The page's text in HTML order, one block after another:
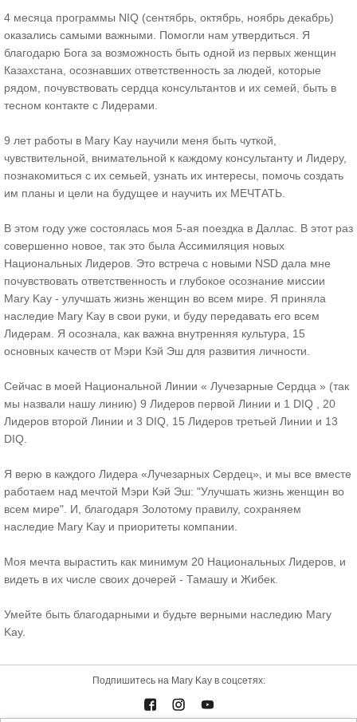
4 месяца программы NIQ (сентябрь, октябрь, ноябрь декабрь)
оказались самыми важными. Помогли нам утвердиться. Я
благодарю Бога за возможность быть одной из первых женщин
Казахстана, осознавших ответственность за людей, которые
рядом, почувствовать сердца консультантов и их семей, быть в
тесном контакте с Лидерами.
9 лет работы в Mary Kay научили меня быть чуткой,
чувствительной, внимательной к каждому консультанту и Лидеру,
познакомиться с их семьей, узнать их интересы, помочь создать
им планы и цели на будущее и научить их МЕЧТАТЬ.
В этом году уже состоялась моя 5-ая поездка в Даллас. В этот раз
совершенно новое, так это была Ассимиляция новых
Национальных Лидеров. Это встреча с новыми NSD дала мне
почувствовать ответственность и глубокое осознание миссии
Mary Kay - улучшать жизнь женщин во всем мире. Я приняла
наследие Mary Kay в свои руки, и буду передавать его всем
Лидерам. Я осознала, как важна внутренняя культура, 15
основных качеств от Мэри Кэй Эш для развития личности.
Сейчас в моей Национальной Линии « Лучезарные Сердца » (так
мы назвали нашу линию) 9 Лидеров первой Линии и 1 DIQ , 20
Лидеров второй Линии и 3 DIQ, 15 Лидеров третьей Линии и 13
DIQ.
Я верю в каждого Лидера «Лучезарных Сердец», и мы все вместе
работаем над мечтой Мэри Кэй Эш: "Улучшать жизнь женщин во
всем мире". И, благодаря Золотому правилу, сохраняем
наследие Mary Kay и приоритеты компании.
Моя мечта вырастить как минимум 20 Национальных Лидеров, и
видеть в их числе своих дочерей - Тамашу и Жибек.
Умейте быть благодарными и будьте верными наследию Mary
Kay.
Подпишитесь на Mary Kay в соцсетях: